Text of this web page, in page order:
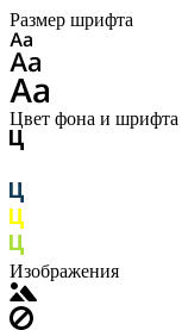
Размер шрифта
Цвет фона и шрифта
Изображения